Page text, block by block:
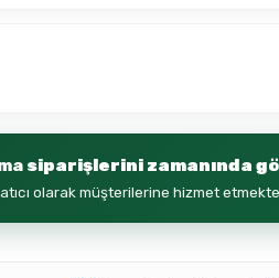
siparişlerini zamanında
olarak müşterilerine hizmet